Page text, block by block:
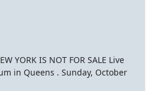
YORK IS NOT FOR SALE Live
in Queens . Sunday, October